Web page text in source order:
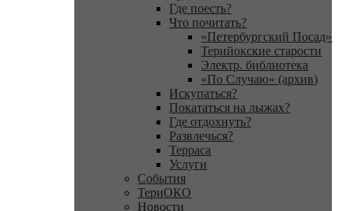
Где поесть?
Что почитать?
«Петербургский Посад»
Терийокские старости
Электр. библиотека
«По Случаю» (архив)
Искупаться?
Покататься на лыжах?
Где отдохнуть?
Развлечься?
Терраса
Услуги
События
ТериОКО
Новости